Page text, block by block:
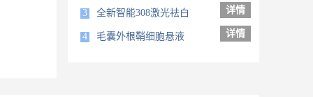
3 全新智能308激光祛白 详情
4 毛囊外根鞘细胞悬液 详情